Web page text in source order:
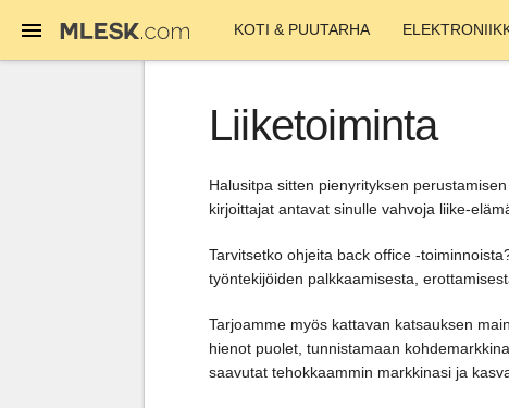
KOTI & PUUTARHA
Liiketoiminta
Halusitpa sitten pienyrityksen
kirjoittajat antavat sinulle vahvoja liike-
Tarvitsetko ohjeita back office -
työntekijöiden palkkaamisesta,
Tarjoamme myös kattavan katsauksen
hienot puolet, tunnistamaan
saavutat tehokkaammin markkinasi ja